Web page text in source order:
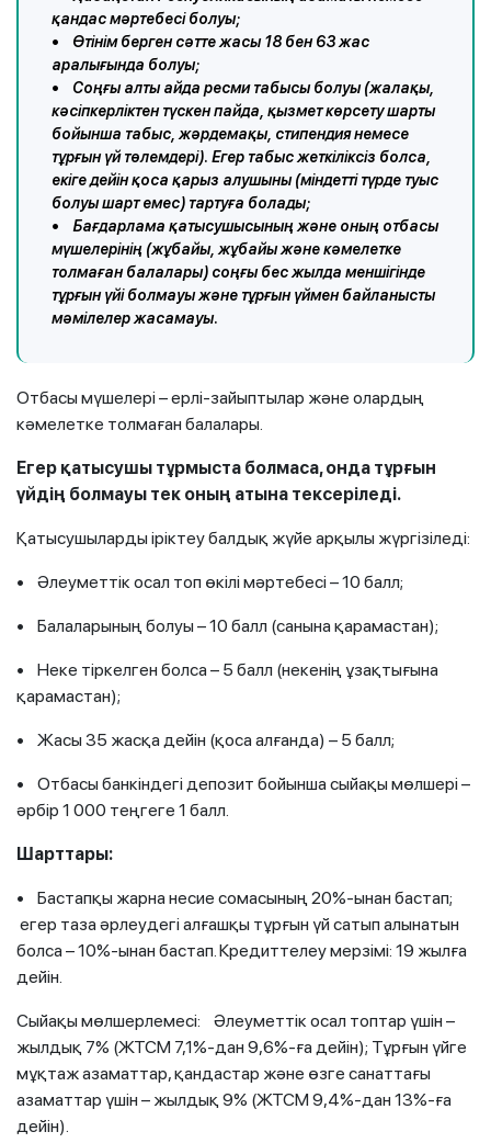
қандас мәртебесі болуы;
• Өтінім берген сәтте жасы 18 бен 63 жас
аралығында болуы;
• Соңғы алты айда ресми табысы болуы (жалақы,
кәсіпкерліктен түскен пайда, қызмет көрсету шарты
бойынша табыс, жәрдемақы, стипендия немесе
тұрғын үй төлемдері). Егер табыс жеткіліксіз болса,
екіге дейін қоса қарыз алушыны (міндетті түрде туыс
болуы шарт емес) тартуға болады;
• Бағдарлама қатысушысының және оның отбасы
мүшелерінің (жұбайы, жұбайы және кәмелетке
толмаған балалары) соңғы бес жылда меншігінде
тұрғын үйі болмауы және тұрғын үймен байланысты
мәмілелер жасамауы.
Отбасы мүшелері – ерлі-зайыптылар және олардың
кәмелетке толмаған балалары.
Егер қатысушы тұрмыста болмаса, онда тұрғын
үйдің болмауы тек оның атына тексеріледі.
Қатысушыларды іріктеу балдық жүйе арқылы жүргізіледі:
• Әлеуметтік осал топ өкілі мәртебесі – 10 балл;
• Балаларының болуы – 10 балл (санына қарамастан);
• Неке тіркелген болса – 5 балл (некенің ұзақтығына
қарамастан);
• Жасы 35 жасқа дейін (қоса алғанда) – 5 балл;
• Отбасы банкіндегі депозит бойынша сыйақы мөлшері –
әрбір 1 000 теңгеге 1 балл.
Шарттары:
• Бастапқы жарна несие сомасының 20%-ынан бастап;
егер таза әрлеудегі алғашқы тұрғын үй сатып алынатын
болса – 10%-ынан бастап. Кредиттелеу мерзімі: 19 жылға
дейін.
Сыйақы мөлшерлемесі: Әлеуметтік осал топтар үшін –
жылдық 7% (ЖТСМ 7,1%-дан 9,6%-ға дейін); Тұрғын үйге
мұқтаж азаматтар, қандастар және өзге санаттағы
азаматтар үшін – жылдық 9% (ЖТСМ 9,4%-дан 13%-ға
дейін).